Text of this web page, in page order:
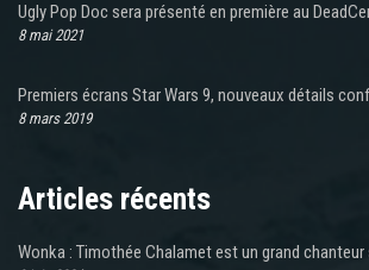
Ugly Pop Doc sera présenté en première au
8 mai 2021
Premiers écrans Star Wars 9, nouveaux détails
8 mars 2019
Articles récents
Wonka : Timothée Chalamet est un grand chanteur